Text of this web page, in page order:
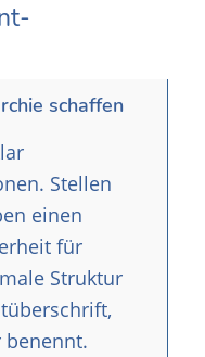
schaffen
Stellen
einen
für
Struktur
benennt.